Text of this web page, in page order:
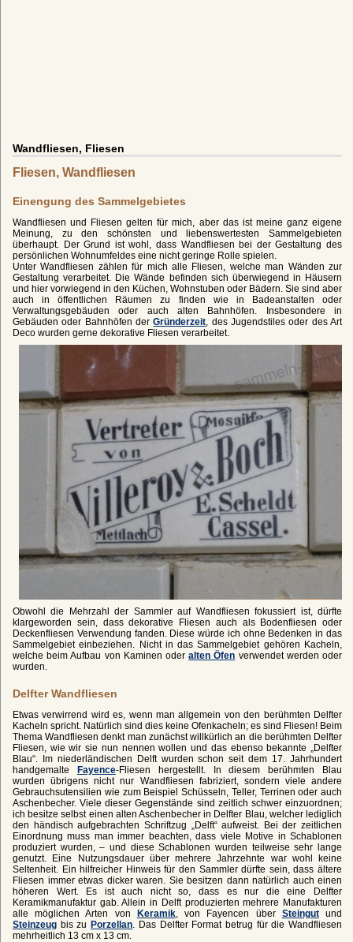
Wandfliesen, Fliesen
Fliesen, Wandfliesen
Einengung des Sammelgebietes
Wandfliesen und Fliesen gelten für mich, aber das ist meine ganz eigene
Meinung, zu den schönsten und liebenswertesten Sammelgebieten
überhaupt. Der Grund ist wohl, dass Wandfliesen bei der Gestaltung des
persönlichen Wohnumfeldes eine nicht geringe Rolle spielen.
Unter Wandfliesen zählen für mich alle Fliesen, welche man Wänden zur
Gestaltung verarbeitet. Die Wände befinden sich überwiegend in Häusern
und hier vorwiegend in den Küchen, Wohnstuben oder Bädern. Sie sind aber
auch in öffentlichen Räumen zu finden wie in Badeanstalten oder
Verwaltungsgebäuden oder auch alten Bahnhöfen. Insbesondere in
Gebäuden oder Bahnhöfen derGründerzeit , des Jugendstiles oder des Art
Deco wurden gerne dekorative Fliesen verarbeitet.
Obwohl die Mehrzahl der Sammler auf Wandfliesen fokussiert ist, dürfte
klargeworden sein, dass dekorative Fliesen auch als Bodenfliesen oder
Deckenfliesen Verwendung fanden. Diese würde ich ohne Bedenken in das
Sammelgebiet einbeziehen. Nicht in das Sammelgebiet gehören Kacheln,
welche beim Aufbau von Kaminen oderalten Öfen verwendet werden oder
wurden.
Delfter Wandfliesen
Etwas verwirrend wird es, wenn man allgemein von den berühmten Delfter
Kacheln spricht. Natürlich sind dies keine Ofenkacheln; es sind Fliesen! Beim
Thema Wandfliesen denkt man zunächst willkürlich an die berühmten Delfter
Fliesen, wie wir sie nun nennen wollen und das ebenso bekannte „Delfter
Blau“. Im niederländischen Delft wurden schon seit dem 17. Jahrhundert
handgemalte Fayence-Fliesen hergestellt. In diesem berühmten Blau
wurden übrigens nicht nur Wandfliesen fabriziert, sondern viele andere
Gebrauchsutensilien wie zum Beispiel Schüsseln, Teller, Terrinen oder auch
Aschenbecher. Viele dieser Gegenstände sind zeitlich schwer einzuordnen;
ich besitze selbst einen alten Aschenbecher in Delfter Blau, welcher lediglich
den händisch aufgebrachten Schriftzug „Delft“ aufweist. Bei der zeitlichen
Einordnung muss man immer beachten, dass viele Motive in Schablonen
produziert wurden, – und diese Schablonen wurden teilweise sehr lange
genutzt. Eine Nutzungsdauer über mehrere Jahrzehnte war wohl keine
Seltenheit. Ein hilfreicher Hinweis für den Sammler dürfte sein, dass ältere
Fliesen immer etwas dicker waren. Sie besitzen dann natürlich auch einen
höheren Wert. Es ist auch nicht so, dass es nur die eine Delfter
Keramikmanufaktur gab. Allein in Delft produzierten mehrere Manufakturen
alle möglichen Arten von Keramik, von Fayencen über Steingutund
Steinzeug bis zuPorzellan . Das Delfter Format betrug für die Wandfliesen
mehrheitlich 13 cm x 13 cm.